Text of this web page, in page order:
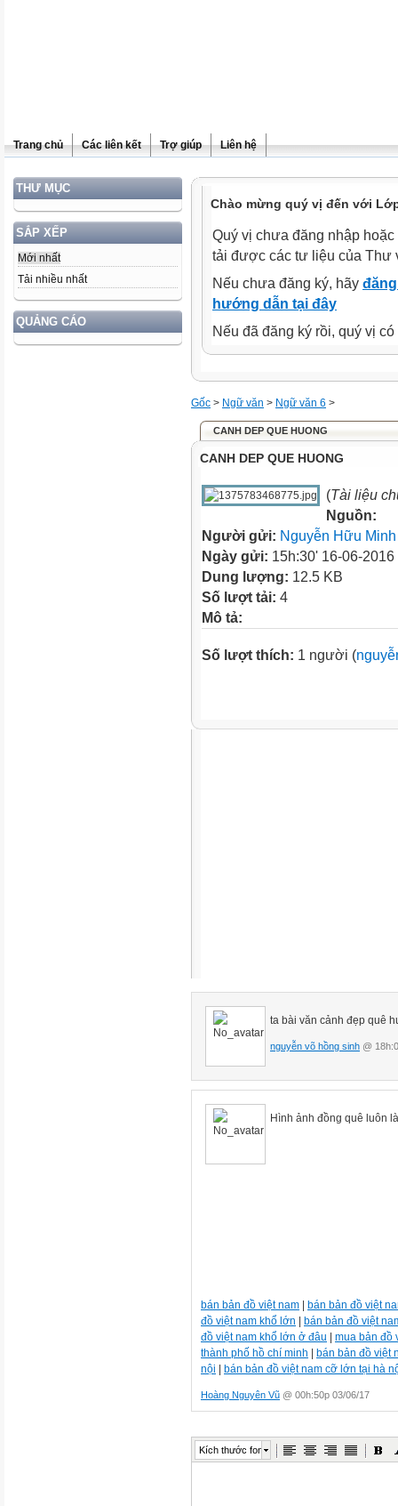
Trang chủ Các liên kết Trợ giúp Liên hệ
THƯ MỤC
SẮP XẾP
Mới nhất
Tải nhiều nhất
QUẢNG CÁO
Chào mừng quý vị đến với
Quý vị chưa đăng nhập
tải được các tư liệu của Thư
Nếu chưa đăng ký, hãy
hướng dẫn tại đây
Nếu đã đăng ký rồi, quý vị
Gốc > Ngữ văn > Ngữ văn 6 >
CANH DEP QUE HUONG
CANH DEP QUE HUONG
(Tài liệu
Nguồn:
Người gửi: Nguyễn Hữu Minh
Ngày gửi: 15h:30' 16-06-2016
Dung lượng: 12.5 KB
Số lượt tải: 4
Mô tả:
Số lượt thích: 1 người (
ta bài văn cảnh đẹp quê
nguyễn võ hồng sinh @
Hình ảnh đồng quê luôn
bán bản đồ việt nam | bán bản đồ việt
đồ việt nam khổ lớn | bán bản đồ việt
đồ việt nam khổ lớn ở đâu | mua bản đồ
thành phố hồ chí minh | bán bản đồ việt
nội | bán bản đồ việt nam cỡ lớn tại hà
Hoàng Nguyên Vũ @ 00h:50p 03/06/17
Kích thước font